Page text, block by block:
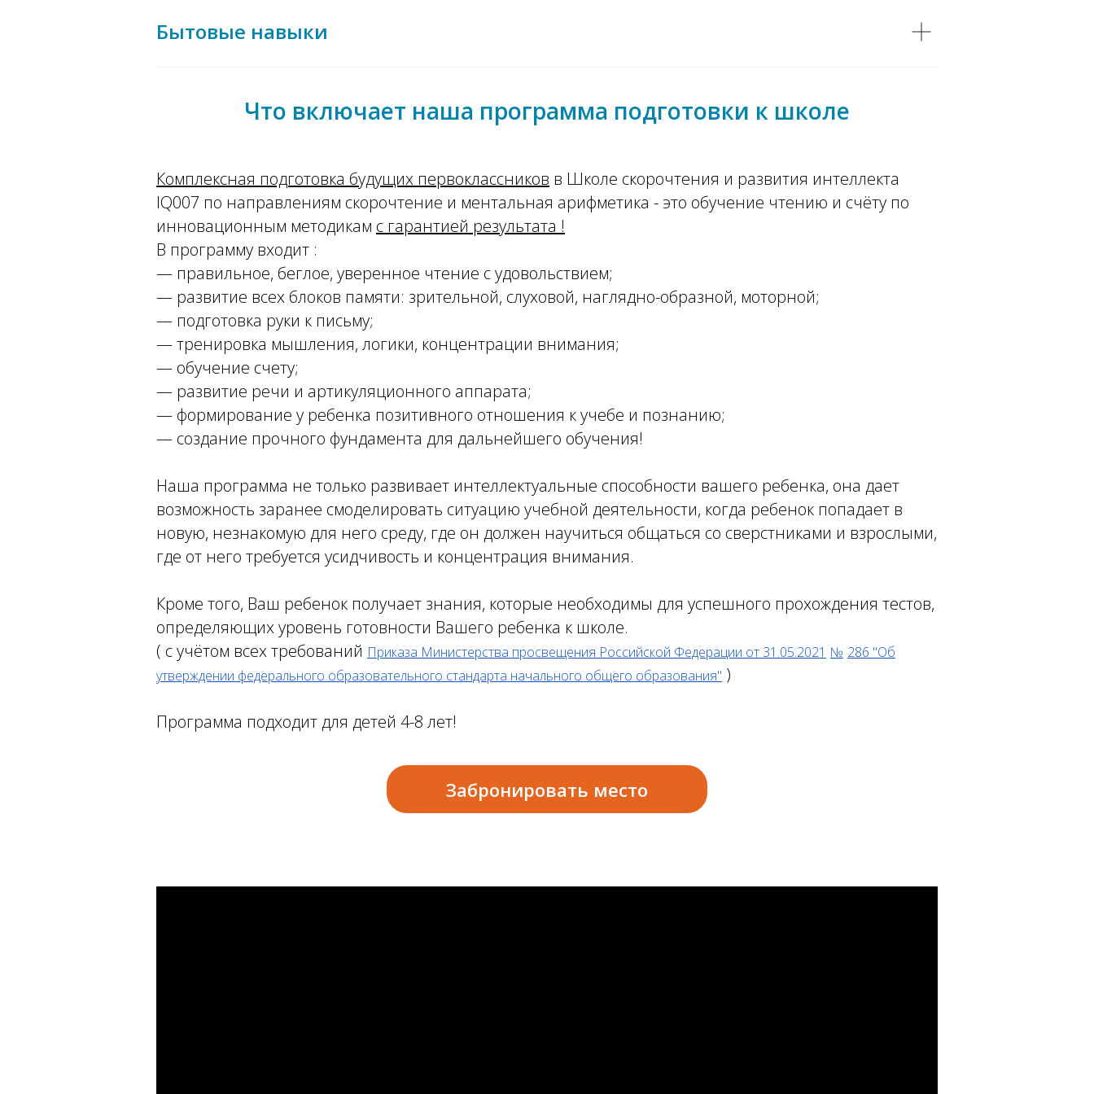
Бытовые навыки
Что включает наша программа подготовки к школе
Комплексная подготовка будущих первоклассников в Школе скорочтения и развития интеллекта
IQ007 по направлениям скорочтение и ментальная арифметика - это обучение чтению и счёту по
инновационным методикам с гарантией результата !
В программу входит :
— правильное, беглое, уверенное чтение с удовольствием;
— развитие всех блоков памяти: зрительной, слуховой, наглядно-образной, моторной;
— подготовка руки к письму;
— тренировка мышления, логики, концентрации внимания;
— обучение счету;
— развитие речи и артикуляционного аппарата;
— формирование у ребенка позитивного отношения к учебе и познанию;
— создание прочного фундамента для дальнейшего обучения!
Наша программа не только развивает интеллектуальные способности вашего ребенка, она дает
возможность заранее смоделировать ситуацию учебной деятельности, когда ребенок попадает в
новую, незнакомую для него среду, где он должен научиться общаться со сверстниками и взрослыми,
где от него требуется усидчивость и концентрация внимания.
Кроме того, Ваш ребенок получает знания, которые необходимы для успешного прохождения тестов,
определяющих уровень готовности Вашего ребенка к школе.
( с учётом всех требований Приказа Министерства просвещения Российской Федерации от 31.05.2021 № 286 "Об
утверждении федерального образовательного стандарта начального общего образования" )
Программа подходит для детей 4-8 лет!
Забронировать место